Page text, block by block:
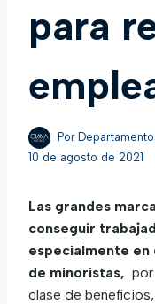
para
Por
10 de agosto de 2021
Las grandes
conseguir
especialmente
de minoristas,
clase de